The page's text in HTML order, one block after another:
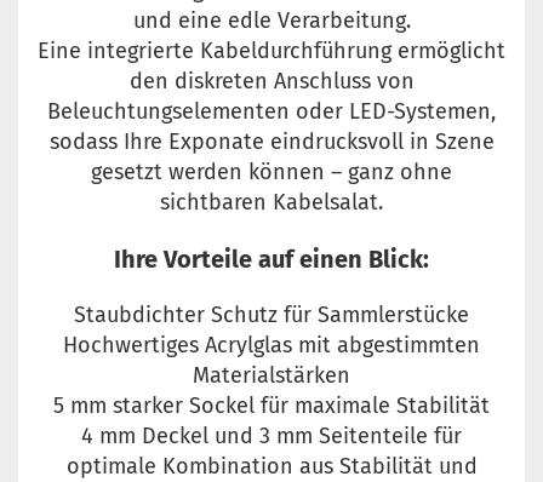
und eine edle Verarbeitung.
Eine integrierte Kabeldurchführung ermöglicht
den diskreten Anschluss von
Beleuchtungselementen oder LED-Systemen,
sodass Ihre Exponate eindrucksvoll in Szene
gesetzt werden können – ganz ohne
sichtbaren Kabelsalat.
Ihre Vorteile auf einen Blick:
Staubdichter Schutz für Sammlerstücke
Hochwertiges Acrylglas mit abgestimmten
Materialstärken
5 mm starker Sockel für maximale Stabilität
4 mm Deckel und 3 mm Seitenteile für
optimale Kombination aus Stabilität und